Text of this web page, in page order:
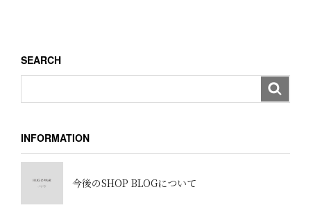
ン
SEARCH
INFORMATION
今後のSHOP BLOGについて